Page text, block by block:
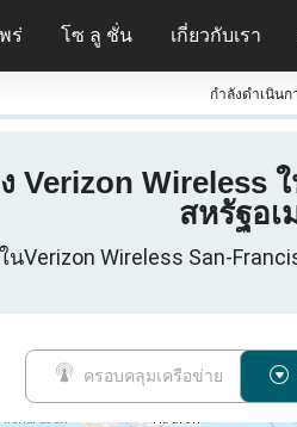
ร่ โซ ลู ชั่น เกี่ยวกับเรา
กําลังดําเนินก
Verizon
สหรัฐอเ
Verizon Wireless San-
ครอบคลุมเครือข่าย